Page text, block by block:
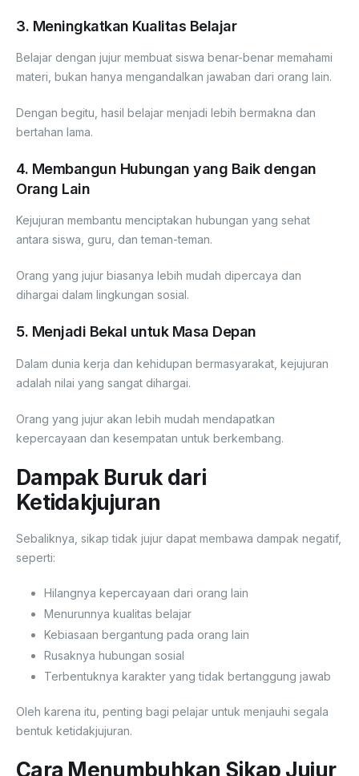
3. Meningkatkan Kualitas Belajar
Belajar dengan jujur membuat siswa benar-benar memahami
materi, bukan hanya mengandalkan jawaban dari orang lain.
Dengan begitu, hasil belajar menjadi lebih bermakna dan
bertahan lama.
4. Membangun Hubungan yang Baik dengan
Orang Lain
Kejujuran membantu menciptakan hubungan yang sehat
antara siswa, guru, dan teman-teman.
Orang yang jujur biasanya lebih mudah dipercaya dan
dihargai dalam lingkungan sosial.
5. Menjadi Bekal untuk Masa Depan
Dalam dunia kerja dan kehidupan bermasyarakat, kejujuran
adalah nilai yang sangat dihargai.
Orang yang jujur akan lebih mudah mendapatkan
kepercayaan dan kesempatan untuk berkembang.
Dampak Buruk dari
Ketidakjujuran
Sebaliknya, sikap tidak jujur dapat membawa dampak negatif,
seperti:
Hilangnya kepercayaan dari orang lain
Menurunnya kualitas belajar
Kebiasaan bergantung pada orang lain
Rusaknya hubungan sosial
Terbentuknya karakter yang tidak bertanggung jawab
Oleh karena itu, penting bagi pelajar untuk menjauhi segala
bentuk ketidakjujuran.
Cara Menumbuhkan Sikap Jujur